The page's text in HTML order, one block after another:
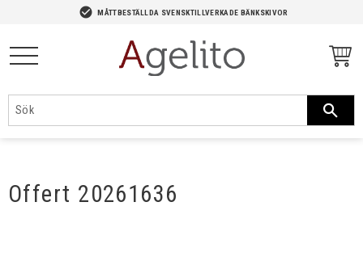
check_circle MÅTTBESTÄLLDA SVENSKTILLVERKADE BÄNKSKIVOR
Offert 20261636